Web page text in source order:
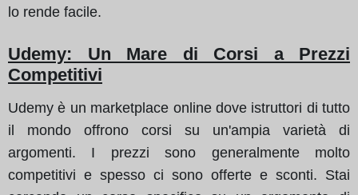
lo rende facile.
Udemy: Un Mare di Corsi a Prezzi
Competitivi
Udemy è un marketplace online dove istruttori di tutto
il mondo offrono corsi su un'ampia varietà di
argomenti. I prezzi sono generalmente molto
competitivi e spesso ci sono offerte e sconti. Stai